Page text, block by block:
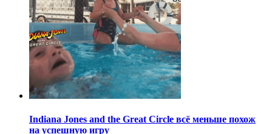
Indiana Jones and the Great Circle всё меньше похож
на успешную игру